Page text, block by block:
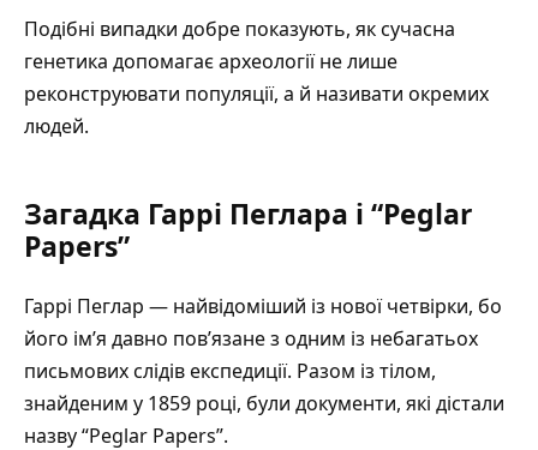
Подібні випадки добре показують, яксучасна
генетика допомагає археологіїне лише
реконструювати популяції, а й називати окремих
людей.
Загадка Гаррі Пеглара і “Peglar
Papers”
Гаррі Пеглар — найвідоміший із нової четвірки, бо
його ім’я давно пов’язане з одним із небагатьох
письмових слідів експедиції. Разом із тілом,
знайденим у 1859 році, були документи, які дістали
назву “Peglar Papers”.